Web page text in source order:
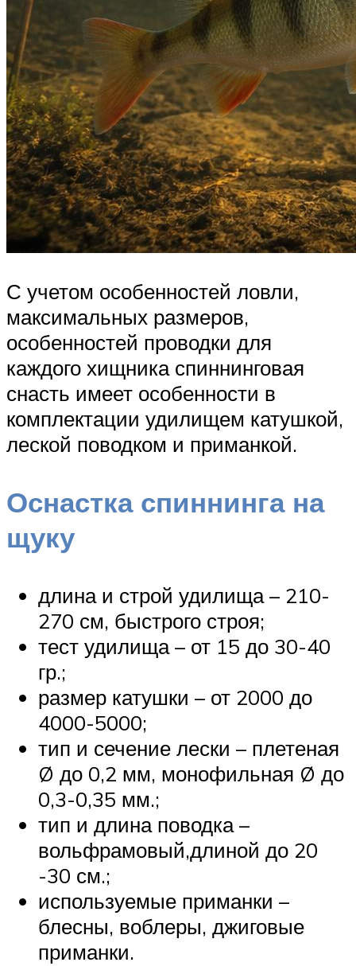
С учетом особенностей ловли,
максимальных размеров,
особенностей проводки для
каждого хищника спиннинговая
снасть имеет особенности в
комплектации удилищем катушкой,
леской поводком и приманкой.
Оснастка спиннинга на
щуку
длина и строй удилища – 210-
270 см, быстрого строя;
тест удилища – от 15 до 30-40
гр.;
размер катушки – от 2000 до
4000-5000;
тип и сечение лески – плетеная
Ø до 0,2 мм, монофильная Ø до
0,3-0,35 мм.;
тип и длина поводка –
вольфрамовый,длиной до 20
-30 см.;
используемые приманки –
блесны, воблеры, джиговые
приманки.